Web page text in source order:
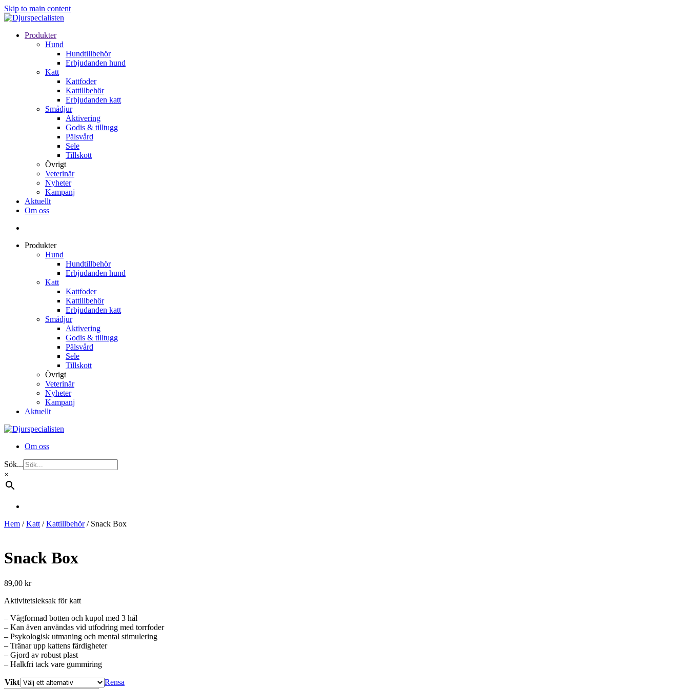
Skip to main content
Produkter
Hund
Hundtillbehör
Erbjudanden hund
Katt
Kattfoder
Kattillbehör
Erbjudanden katt
Smådjur
Aktivering
Godis & tilltugg
Pälsvård
Sele
Tillskott
Övrigt
Veterinär
Nyheter
Kampanj
Aktuellt
Om oss
Produkter
Hund
Hundtillbehör
Erbjudanden hund
Katt
Kattfoder
Kattillbehör
Erbjudanden katt
Smådjur
Aktivering
Godis & tilltugg
Pälsvård
Sele
Tillskott
Övrigt
Veterinär
Nyheter
Kampanj
Aktuellt
Om oss
Sök...
×
Hem /Katt /Kattillbehör/ Snack Box
Snack Box
89,00 kr
Aktivitetsleksak för katt
– Vågformad botten och kupol med 3 hål
– Kan även användas vid utfodring med torrfoder
– Psykologisk utmaning och mental stimulering
– Tränar upp kattens färdigheter
– Gjord av robust plast
– Halkfri tack vare gummiring
Vikt
Rensa